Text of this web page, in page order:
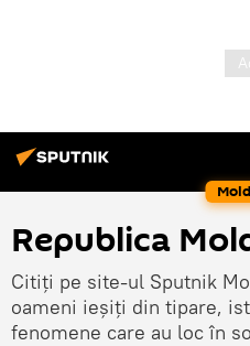
Republica
Citiți pe site-ul Sputnik
oameni ieșiți din tipare,
fenomene care au loc în